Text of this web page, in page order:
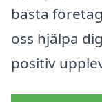
bästa
oss hjälpa
positiv